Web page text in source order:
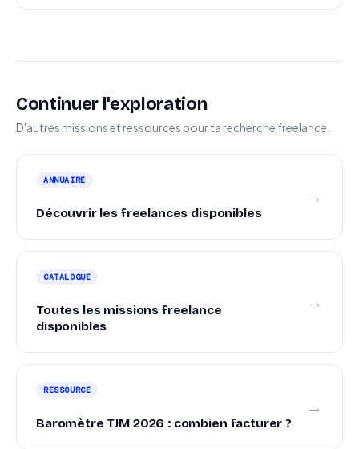
Continuer l'exploration
D'autres missions et ressources pour ta recherche freelance.
ANNUAIRE
Découvrir les freelances disponibles
→
CATALOGUE
Toutes les missions freelance
disponibles
→
RESSOURCE
Baromètre TJM 2026 : combien facturer ?
→